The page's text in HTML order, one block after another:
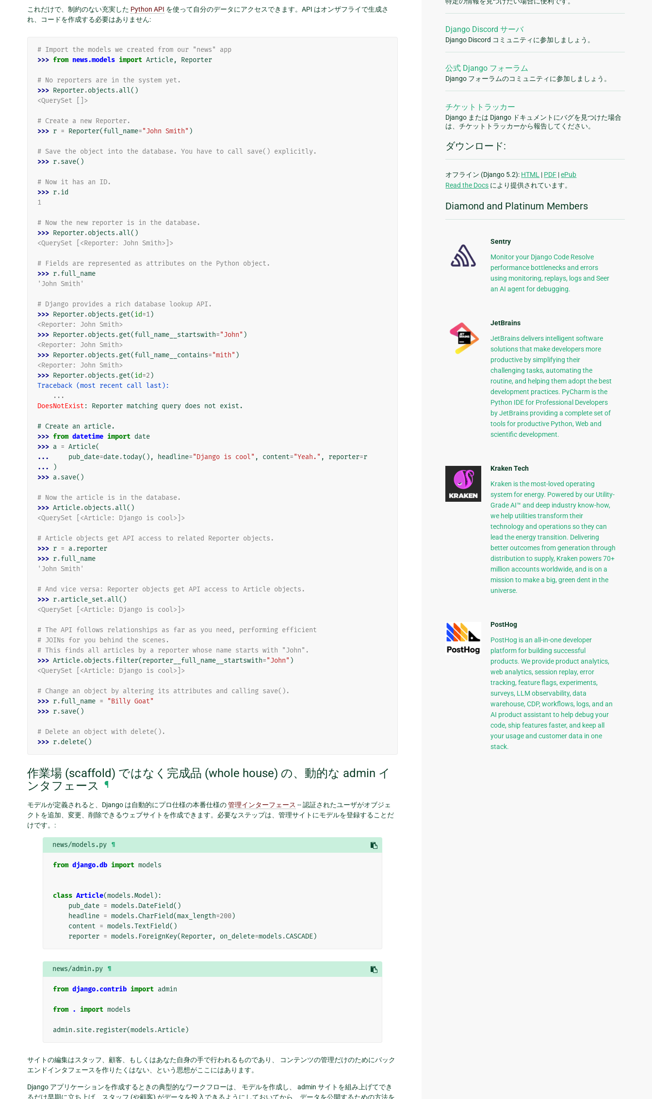
これだけで、制約のない充実した Python API を使って自分のデータにアクセスできます。API はオンザフライで生成さ
れ、コードを作成する必要はありません:
# Import the models we created from our "news" app
>>> from news.models import Article, Reporter
# No reporters are in the system yet.
>>> Reporter.objects .all()
<QuerySet []>
# Create a new Reporter.
>>> r = Reporter(full_name="John Smith" )
# Save the object into the database. You have to call save() explicitly.
>>> r.save()
# Now it has an ID.
>>> r.id
1
# Now the new reporter is in the database.
>>> Reporter.objects .all()
<QuerySet [<Reporter: John Smith>]>
# Fields are represented as attributes on the Python object.
>>> r.full_name
'John Smith'
# Django provides a rich database lookup API.
>>> Reporter.objects .get(id=1)
<Reporter: John Smith>
>>> Reporter.objects .get(full_name__startswith="John" )
<Reporter: John Smith>
>>> Reporter.objects .get(full_name__contains="mith" )
<Reporter: John Smith>
>>> Reporter.objects .get(id=2 )
Traceback (most recent call last):
...
DoesNotExist : Reporter matching query does not exist.
# Create an article.
>>> from datetime import date
>>> a = Article(
...
pub_date=date.today(), headline="Django is cool" , content="Yeah." , reporter=r
...
)
>>> a.save()
# Now the article is in the database.
>>> Article.objects .all()
<QuerySet [<Article: Django is cool>]>
# Article objects get API access to related Reporter objects.
>>> r = a.reporter
>>> r.full_name
'John Smith'
# And vice versa: Reporter objects get API access to Article objects.
>>> r.article_set .all()
<QuerySet [<Article: Django is cool>]>
# The API follows relationships as far as you need, performing efficient
# JOINs for you behind the scenes.
# This finds all articles by a reporter whose name starts with "John".
>>> Article.objects .filter(reporter__full_name__startswith="John" )
<QuerySet [<Article: Django is cool>]>
# Change an object by altering its attributes and calling save().
>>> r.full_name =
"Billy Goat"
>>> r.save()
# Delete an object with delete().
>>> r.delete()
作業場 (scaffold) ではなく完成品 (whole house) の、動的な admin イ
ンタフェース
¶
モデルが定義されると、Django は自動的にプロ仕様の本番仕様の管理インターフェース -- 認証されたユーザがオブジェ
クトを追加、変更、削除できるウェブサイトを作成できます。必要なステップは、管理サイトにモデルを登録することだ
けです。:
news/models.py ¶
from django.db import models
class Article(models .Model ):
pub_date = models .DateField()
headline = models .CharField(max_length=200)
content = models .TextField()
reporter = models . ForeignKey(Reporter, on_delete=models .CASCADE)
news/admin.py ¶
from django.contrib import admin
from . import models
admin .site.register(models .Article)
サイトの編集はスタッフ、顧客、もしくはあなた自身の手で行われるものであり、 コンテンツの管理だけのためにバック
エンドインタフェースを作りたくはない、という思想がここにはあります。
Django アプリケーションを作成するときの典型的なワークフローは、 モデルを作成し、 admin サイトを組み上げてでき
るだけ早期に立ち上げ、スタッフ (や顧客) がデータを投入できるようにしておいてから、データを公開するための方法を
Django Discord サーバ
Django Discord コミュニティに参加しましょう。
公式 Django フォーラム
Django フォーラムのコミュニティに参加しましょう。
チケットトラッカー
Django または Django ドキュメントにバグを見つけた場合
は、チケットトラッカーから報告してください。
ダウンロード:
オフライン (Django 5.2): HTML | PDF |ePub
Read the Docs により提供されています。
Diamond and Platinum Members
Sentry
Monitor your Django Code Resolve
performance bottlenecks and errors
using monitoring, replays, logs and Seer
an AI agent for debugging.
JetBrains
JetBrains delivers intelligent software
solutions that make developers more
productive by simplifying their
challenging tasks, automating the
routine, and helping them adopt the best
development practices. PyCharm is the
Python IDE for Professional Developers
by JetBrains providing a complete set of
tools for productive Python, Web and
scientific development.
Kraken Tech
Kraken is the most-loved operating
system for energy. Powered by our Utility-
Grade AI™ and deep industry know-how,
we help utilities transform their
technology and operations so they can
lead the energy transition. Delivering
better outcomes from generation through
distribution to supply, Kraken powers 70+
million accounts worldwide, and is on a
mission to make a big, green dent in the
universe.
PostHog
PostHog is an all-in-one developer
platform for building successful
products. We provide product analytics,
web analytics, session replay, error
tracking, feature flags, experiments,
surveys, LLM observability, data
warehouse, CDP, workflows, logs, and an
AI product assistant to help debug your
code, ship features faster, and keep all
your usage and customer data in one
stack.